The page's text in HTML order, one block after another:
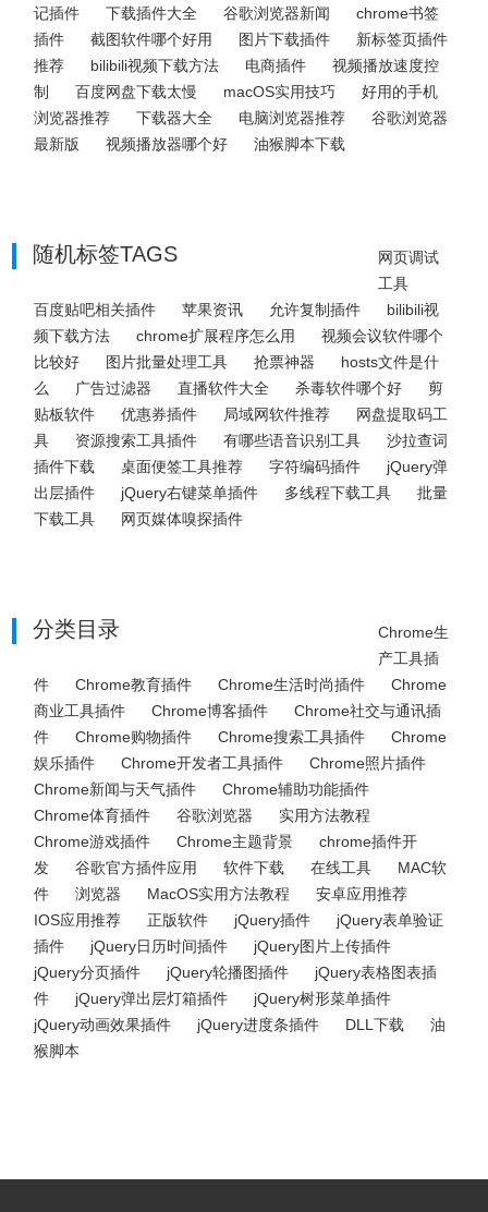
记插件
下载插件大全 谷歌浏览器新闻
chrome书签
插件
截图软件哪个好用 图片下载插件
新标签页插件
推荐
bilibili视频下载方法 电商插件
视频播放速度控
制
百度网盘下载太慢 macOS实用技巧
好用的手机
浏览器推荐
下载器大全 电脑浏览器推荐
谷歌浏览器
最新版
视频播放器哪个好 油猴脚本下载
随机标签TAGS
网页调试
工具
百度贴吧相关插件
苹果资讯 允许复制插件
bilibili视
频下载方法
chrome扩展程序怎么用
视频会议软件哪个
比较好
图片批量处理工具 抢票神器
hosts文件是什
么
广告过滤器 直播软件大全 杀毒软件哪个好
剪
贴板软件
优惠券插件 局域网软件推荐
网盘提取码工
具
资源搜索工具插件 有哪些语音识别工具
沙拉查词
插件下载
桌面便签工具推荐 字符编码插件
jQuery弹
出层插件
jQuery右键菜单插件 多线程下载工具
批量
下载工具
网页媒体嗅探插件
分类目录
Chrome生
产工具插
件
Chrome教育插件 Chrome生活时尚插件
Chrome
商业工具插件
Chrome博客插件
Chrome社交与通讯插
件
Chrome购物插件 Chrome搜索工具插件
Chrome
娱乐插件
Chrome开发者工具插件
Chrome照片插件
Chrome新闻与天气插件
Chrome辅助功能插件
Chrome体育插件
谷歌浏览器
实用方法教程
Chrome游戏插件
Chrome主题背景
chrome插件开
发
谷歌官方插件应用 软件下载 在线工具
MAC软
件
浏览器 MacOS实用方法教程
安卓应用推荐
IOS应用推荐
正版软件 jQuery插件
jQuery表单验证
插件
jQuery日历时间插件
jQuery图片上传插件
jQuery分页插件
jQuery轮播图插件
jQuery表格图表插
件
jQuery弹出层灯箱插件
jQuery树形菜单插件
jQuery动画效果插件
jQuery进度条插件 DLL下载
油
猴脚本